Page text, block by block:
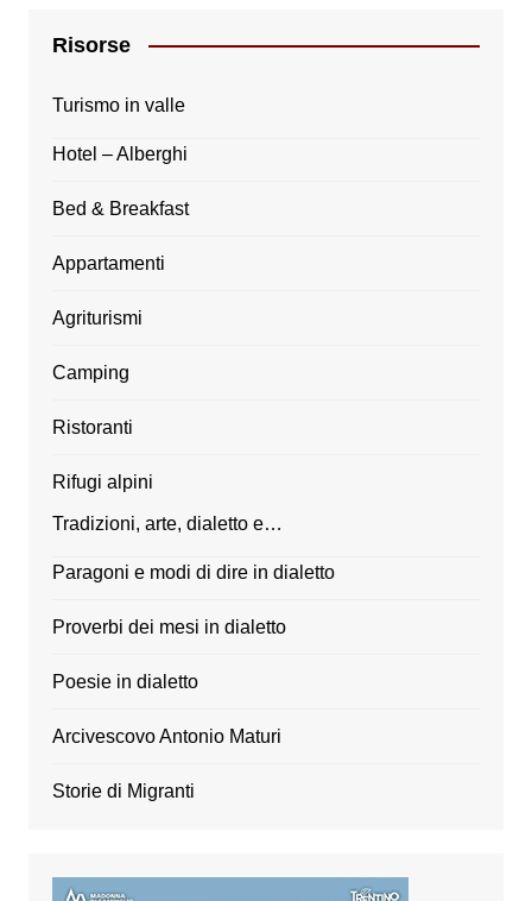
Risorse
Turismo in valle
Hotel – Alberghi
Bed & Breakfast
Appartamenti
Agriturismi
Camping
Ristoranti
Rifugi alpini
Tradizioni, arte, dialetto e…
Paragoni e modi di dire in dialetto
Proverbi dei mesi in dialetto
Poesie in dialetto
Arcivescovo Antonio Maturi
Storie di Migranti